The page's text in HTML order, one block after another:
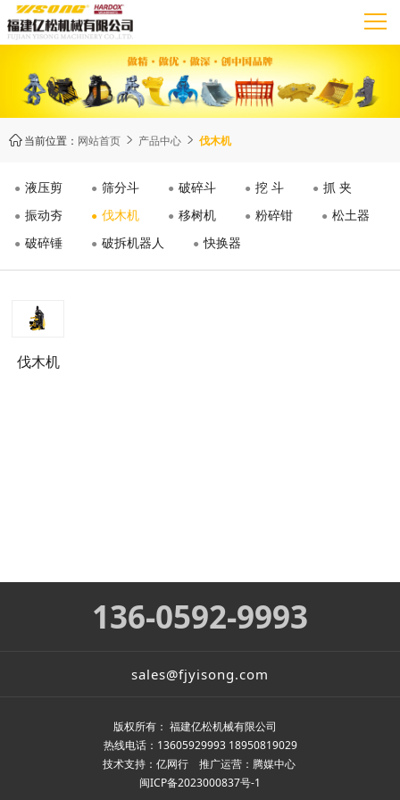
当前位置： 网站首页  产品中心  伐木机
液压剪 筛分斗 破碎斗 挖 斗
抓 夹
振动夯
伐木机 移树机 粉碎钳
松土器
破碎锤
破拆机器人 快换器
伐木机
136-0592-9993
sales@fjyisong.com
版权所有： 福建亿松机械有限公司
热线电话：13605929993 18950819029
技术支持： 亿网行推广运营： 腾媒中心
闽ICP备2023000837号-1